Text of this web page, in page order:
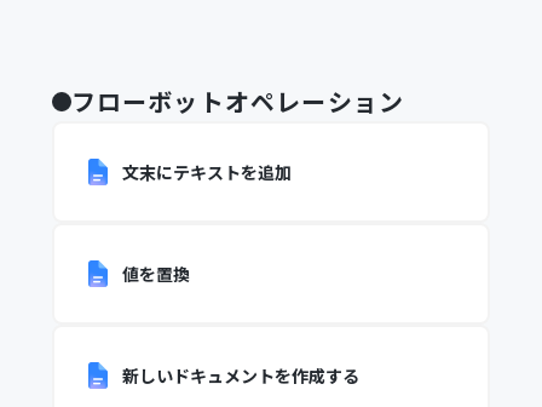
フローボットオペレーション
文末にテキストを追加
値を置換
新しいドキュメントを作成する